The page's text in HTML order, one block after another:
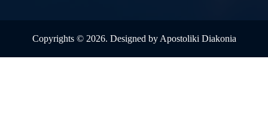
Copyrights © 2026. Designed by Apostoliki Diakonia